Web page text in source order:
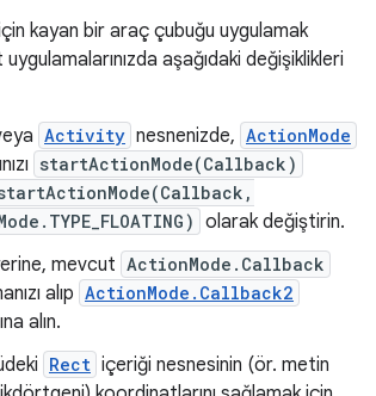
kayan bir araç çubuğu uygulamak
aşağıdaki değişiklikleri
Activity nesnenizde, ActionMode
startActionMode(Callback)
olarak değiştirin.
mevcut ActionMode.Callback
alıp ActionMode.Callback2
alın.
Rect içeriği nesnesinin (ör. metin